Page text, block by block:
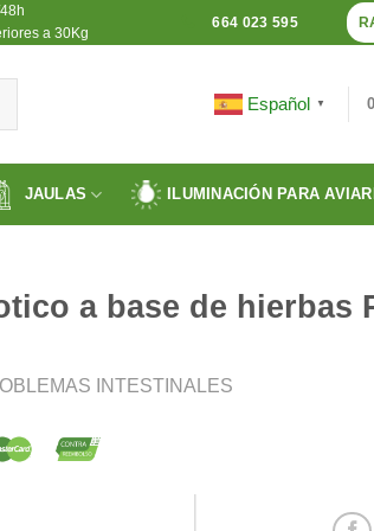
a 30Kg
664 023 595
Español ▼
JAULAS ILUMINACIÓN PARA
a base de hierbas
INTESTINALES